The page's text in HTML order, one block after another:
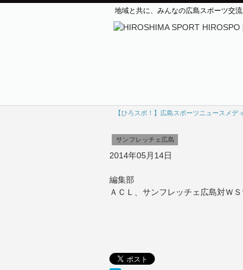
地域と共に、みんなの広島スポーツ交
【ひろスポ！】広島スポーツニュースメデ
サンフレッチェ広島
2014年05月14日
編集部
ＡＣＬ、サンフレッチェ広島対Ｗ